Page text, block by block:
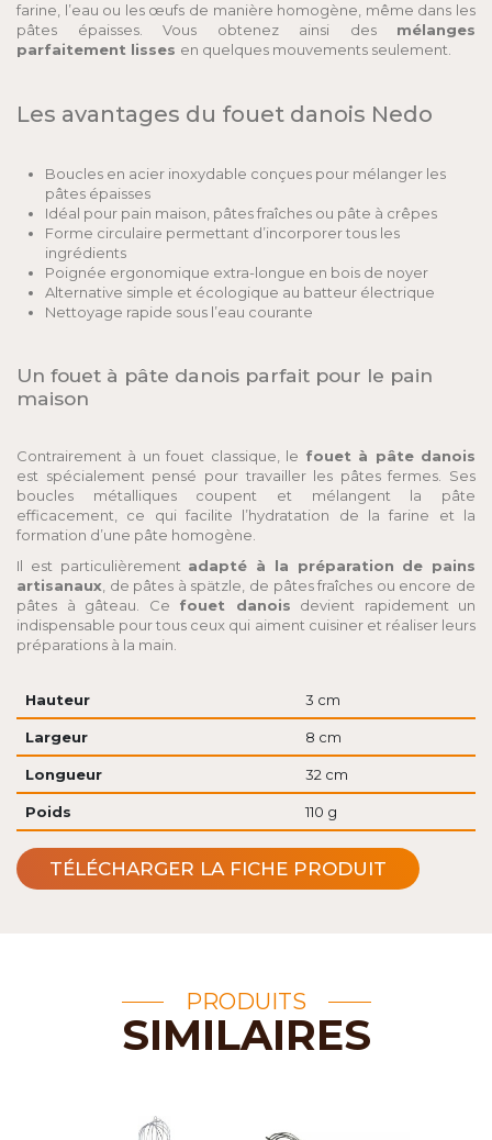
farine, l’eau ou les œufs de manière homogène, même dans les
pâtes épaisses. Vous obtenez ainsi des mélanges
parfaitement lisses en quelques mouvements seulement.
Les avantages du fouet danois Nedo
Boucles en acier inoxydable conçues pour mélanger les
pâtes épaisses
Idéal pour pain maison, pâtes fraîches ou pâte à crêpes
Forme circulaire permettant d’incorporer tous les
ingrédients
Poignée ergonomique extra-longue en bois de noyer
Alternative simple et écologique au batteur électrique
Nettoyage rapide sous l’eau courante
Un fouet à pâte danois parfait pour le pain
maison
Contrairement à un fouet classique, le fouet à pâte danois
est spécialement pensé pour travailler les pâtes fermes. Ses
boucles métalliques coupent et mélangent la pâte
efficacement, ce qui facilite l’hydratation de la farine et la
formation d’une pâte homogène.
Il est particulièrement adapté à la préparation de pains
artisanaux , de pâtes à spätzle, de pâtes fraîches ou encore de
pâtes à gâteau. Ce fouet danois devient rapidement un
indispensable pour tous ceux qui aiment cuisiner et réaliser leurs
préparations à la main.
Hauteur 3 cm
Largeur 8 cm
Longueur 32 cm
Poids 110 g
TÉLÉCHARGER LA FICHE PRODUIT
PRODUITS
SIMILAIRES